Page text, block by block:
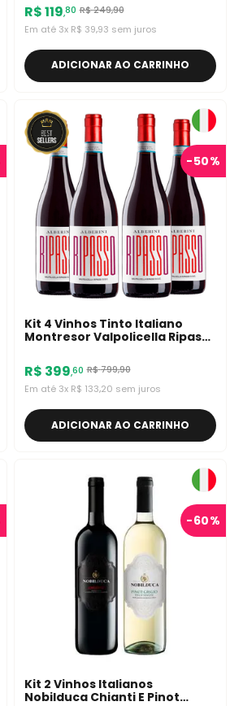
R$119,80 R$249,90
Em até 3x R$ 39,93 sem juros
ADICIONAR AO CARRINHO
-50%
Kit 4 Vinhos Tinto Italiano
Montresor Valpolicella Ripasso
R$ 399,60 R$799,90
Em até 3x R$ 133,20 sem juros
ADICIONAR AO CARRINHO
-60%
Kit 2 Vinhos Italianos
Nobilduca Chianti E Pinot